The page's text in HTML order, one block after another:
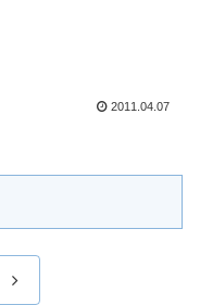
2011.04.07
次